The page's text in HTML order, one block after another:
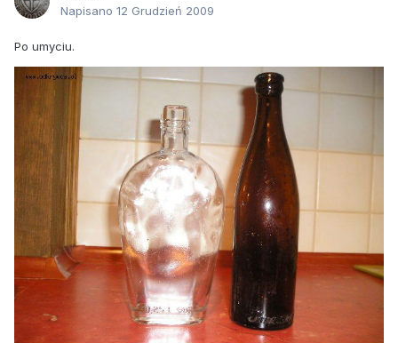
Napisano 12 Grudzień 2009
Po umyciu.